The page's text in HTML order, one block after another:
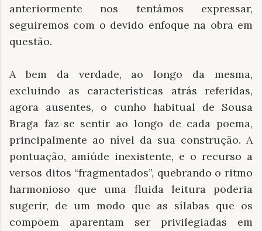
anteriormente nos tentámos expressar,
seguiremos com o devido enfoque na obra em
questão.
A bem da verdade, ao longo da mesma,
excluindo as características atrás referidas,
agora ausentes, o cunho habitual de Sousa
Braga faz-se sentir ao longo de cada poema,
principalmente ao nível da sua construção. A
pontuação, amiúde inexistente, e o recurso a
versos ditos “fragmentados”, quebrando o ritmo
harmonioso que uma fluida leitura poderia
sugerir, de um modo que as sílabas que os
compõem aparentam ser privilegiadas em